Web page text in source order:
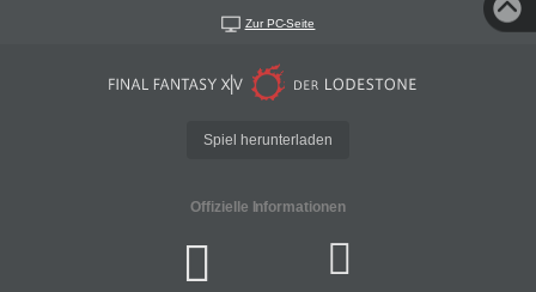
Zur PC-Seite
Spiel herunterladen
Offizielle Informationen